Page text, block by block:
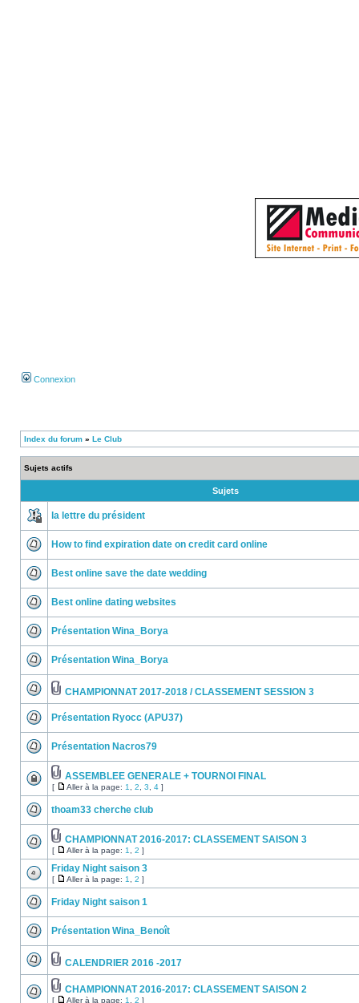
Connexion
Index du forum » Le Club
Sujets actifs
Sujets
la lettre du président
How to find expiration date on credit card online
Best online save the date wedding
Best online dating websites
Présentation Wina_Borya
Présentation Wina_Borya
CHAMPIONNAT 2017-2018 / CLASSEMENT SESSION 3
Présentation Ryocc (APU37)
Présentation Nacros79
ASSEMBLEE GENERALE + TOURNOI FINAL
[ Aller à la page: 1 2 3 4 ]
thoam33 cherche club
CHAMPIONNAT 2016-2017: CLASSEMENT SAISON 3
[ Aller à la page: 1 2 ]
Friday Night saison 3
[ Aller à la page: 1 2 ]
Friday Night saison 1
Présentation Wina_Benoît
CALENDRIER 2016 -2017
CHAMPIONNAT 2016-2017: CLASSEMENT SAISON 2
[ Aller à la page: 1 2 ]